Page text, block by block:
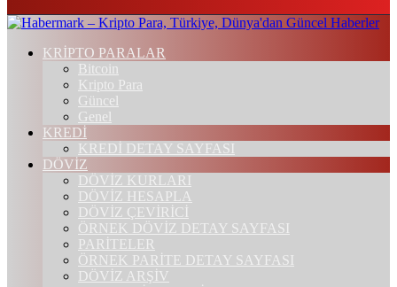
KRİPTO PARALAR
Bitcoin
Kripto Para
Güncel
Genel
KREDİ
KREDİ DETAY SAYFASI
DÖVİZ
DÖVİZ KURLARI
DÖVİZ HESAPLA
DÖVİZ ÇEVİRİCİ
ÖRNEK DÖVİZ DETAY SAYFASI
PARİTELER
ÖRNEK PARİTE DETAY SAYFASI
DÖVİZ ARŞİV